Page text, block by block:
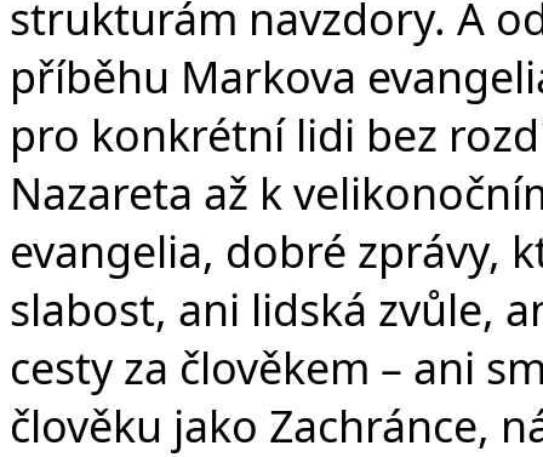
strukturám navzdory. A
příběhu Markova
pro konkrétní lidi bez
Nazareta až k
evangelia, dobré zprávy,
slabost, ani lidská zvůle,
cesty za člověkem – ani
člověku jako Zachránce,